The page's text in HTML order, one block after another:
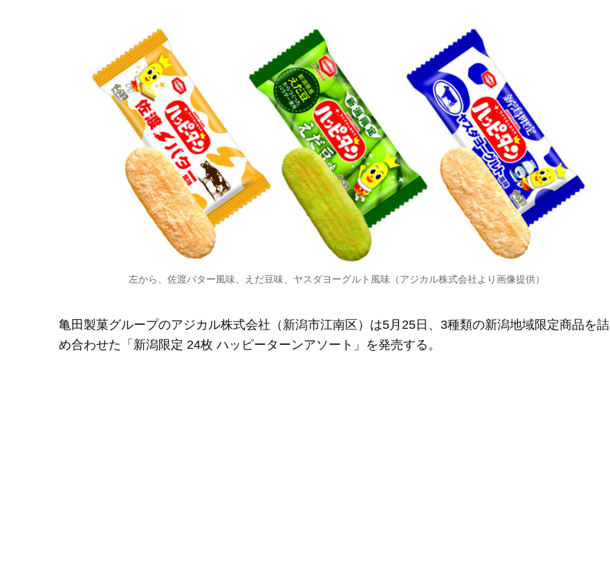
左から、佐渡バター風味、えだ豆味、ヤスダヨーグルト風味（アジカル株式会社より画像提供）
亀田製菓グループのアジカル株式会社（新潟市江南区）は5月25日、3種類の新潟地域限定商品を詰
め合わせた「新潟限定 24枚 ハッピーターンアソート」を発売する。